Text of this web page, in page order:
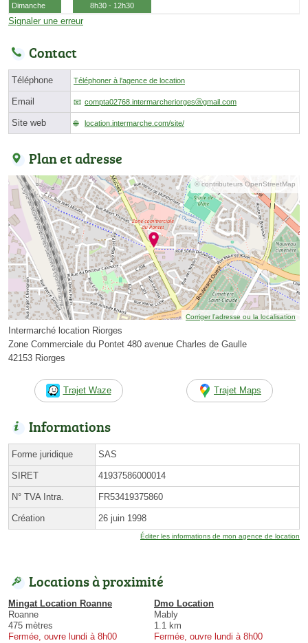
Dimanche
8h30 - 12h30
Signaler une erreur
Contact
Téléphone Téléphoner à l'agence de location
Email compta02768.intermarcheriorgesⓐgmail.com
Site web location.intermarche.com/site/
Plan et adresse
© contributeurs OpenStreetMap
Corriger l’adresse ou la localisation
Intermarché location Riorges
Zone Commerciale du Pontet 480 avenue Charles de Gaulle
42153 Riorges
Trajet Waze Trajet Maps
Informations
Forme juridique SAS
SIRET 41937586000014
N° TVA Intra. FR53419375860
Création 26 juin 1998
Éditer les informations de mon agence de location
Locations à proximité
Mingat Location Roanne
Roanne
475 mètres
Fermée, ouvre lundi à 8h00
Dmo Location
Mably
1.1 km
Fermée, ouvre lundi à 8h00